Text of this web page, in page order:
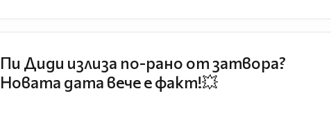
Пи Диди излиза по-рано от затвора?
Новата дата вече е факт!💥